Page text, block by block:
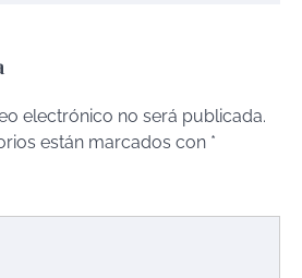
electrónico no será publicada.
están marcados con *